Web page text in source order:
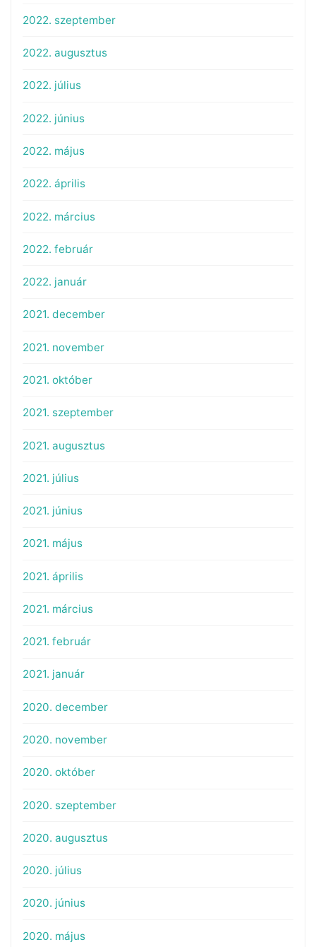
2022. szeptember
2022. augusztus
2022. július
2022. június
2022. május
2022. április
2022. március
2022. február
2022. január
2021. december
2021. november
2021. október
2021. szeptember
2021. augusztus
2021. július
2021. június
2021. május
2021. április
2021. március
2021. február
2021. január
2020. december
2020. november
2020. október
2020. szeptember
2020. augusztus
2020. július
2020. június
2020. május